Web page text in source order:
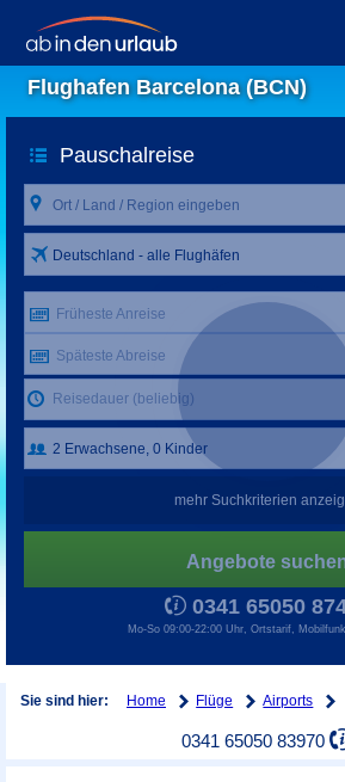
Flughafen Barcelona (BCN)
Deutschland - alle Flughäfen
Früheste Anreise
Späteste Abreise
Reisedauer (beliebig)
mehr Suchkriterien
Angebote
0341 65050
Mo-So 09:00-22:00 Uhr, Ortstarif,
Sie sind hier: Home Flüge Airports
0341 65050 83970